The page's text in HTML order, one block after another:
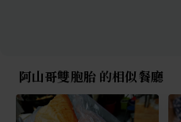
阿山哥雙胞胎 的相似餐廳